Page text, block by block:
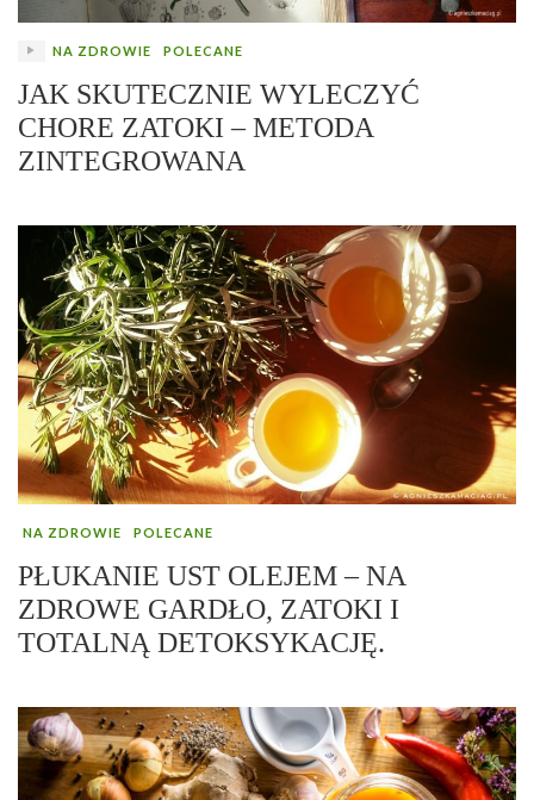
NA ZDROWIE POLECANE
JAK SKUTECZNIE WYLECZYĆ
CHORE ZATOKI – METODA
ZINTEGROWANA
NA ZDROWIE POLECANE
PŁUKANIE UST OLEJEM – NA
ZDROWE GARDŁO, ZATOKI I
TOTALNĄ DETOKSYKACJĘ.